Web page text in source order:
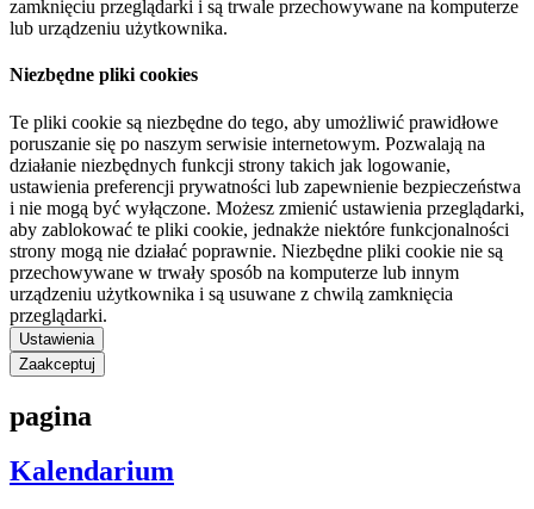
zamknięciu przeglądarki i są trwale przechowywane na komputerze
lub urządzeniu użytkownika.
Niezbędne pliki cookies
Te pliki cookie są niezbędne do tego, aby umożliwić prawidłowe
poruszanie się po naszym serwisie internetowym. Pozwalają na
działanie niezbędnych funkcji strony takich jak logowanie,
ustawienia preferencji prywatności lub zapewnienie bezpieczeństwa
i nie mogą być wyłączone. Możesz zmienić ustawienia przeglądarki,
aby zablokować te pliki cookie, jednakże niektóre funkcjonalności
strony mogą nie działać poprawnie. Niezbędne pliki cookie nie są
przechowywane w trwały sposób na komputerze lub innym
urządzeniu użytkownika i są usuwane z chwilą zamknięcia
przeglądarki.
Ustawienia
Zaakceptuj
pagina
Kalendarium